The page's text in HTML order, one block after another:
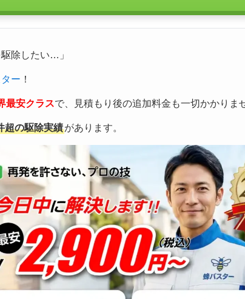
除したい…」
ー ！
最安クラスで、見積もり後の追加料金も一切かかりま
超の駆除実績があります。